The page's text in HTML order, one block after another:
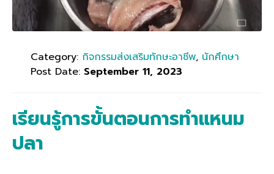
Category: กิจกรรมส่งเสริมทักษะอาชีพ, นักศึกษา
Post Date: September 11, 2023
เรียนรู้การขั้นตอนการทำแหนม
ปลา